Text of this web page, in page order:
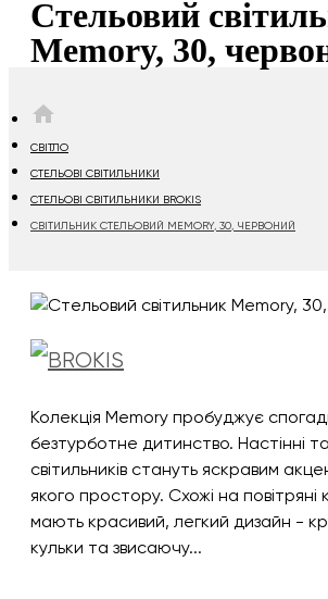
Стельовий
Memory, 30,
СВІТЛО
СТЕЛЬОВІ СВІТИЛЬНИКИ
СТЕЛЬОВІ СВІТИЛЬНИКИ BROKIS
СВІТИЛЬНИК СТЕЛЬОВИЙ MEMORY, 30, ЧЕРВОНИЙ
Колекція Memory пробуджує
безтурботне дитинство. Настінні та
світильників стануть яскравим
якого простору. Схожі на повітряні
мають красивий, легкий дизайн -
кульки та звисаючу...